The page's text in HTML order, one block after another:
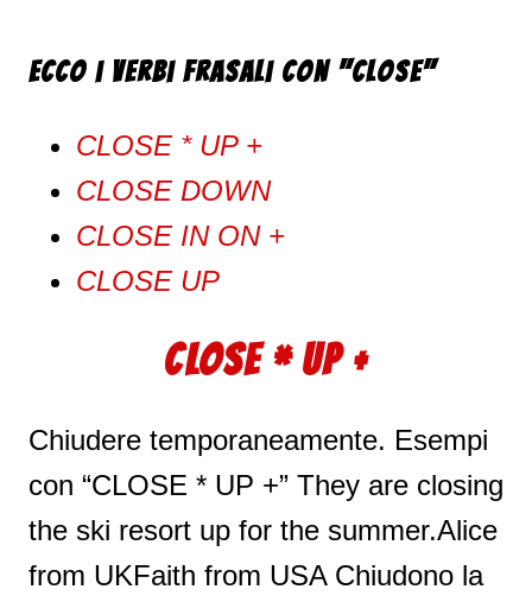
Ecco i verbi frasali con "Close"
CLOSE * UP +
CLOSE DOWN
CLOSE IN ON +
CLOSE UP
CLOSE * UP +
Chiudere temporaneamente. Esempi
con “CLOSE * UP +” They are closing
the ski resort up for the summer.Alice
from UKFaith from USA Chiudono la